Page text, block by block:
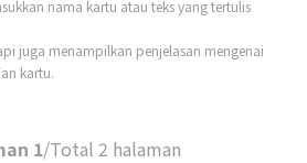
nama kartu atau teks yang tertulis
juga menampilkan penjelasan mengenai
kartu.
1/Total 2 halaman